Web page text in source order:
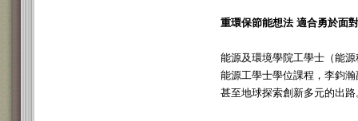
重環保節能想法 適合勇於面
能源及環境學院工學士（能
能源工學士學位課程，李鈞
甚至地球探索創新多元的出